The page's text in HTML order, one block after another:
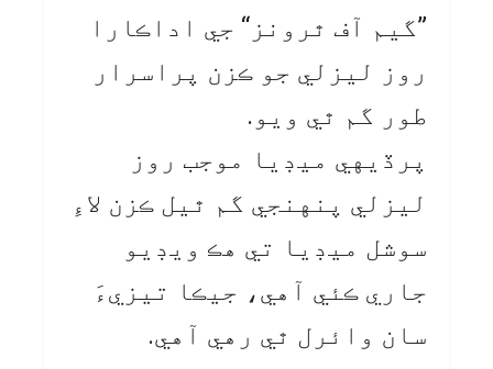
”گيم آف ٿرونز“ جي اداڪارا
روز ليزلي جو ڪزن پراسرار
طور گم ٿي ويو.
پرڏيهي ميڊيا موجب روز
ليزلي پنهنجي گم ٿيل ڪزن لاءِ
سوشل ميڊيا تي هڪ ويڊيو
جاري ڪئي آهي، جيڪا تيزيءَ
سان وائرل ٿي رهي آهي.